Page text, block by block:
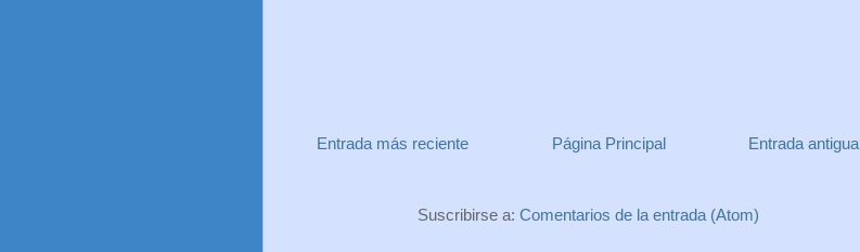
Entrada más reciente Entrada antigua
Página Principal
Suscribirse a: Comentarios de la entrada (Atom)